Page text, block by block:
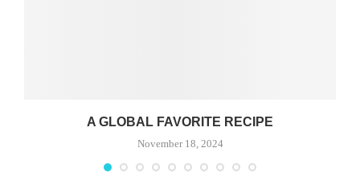
A GLOBAL FAVORITE RECIPE
November 18, 2024